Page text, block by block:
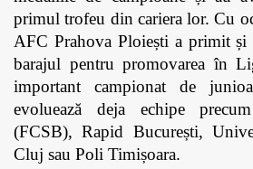
primul trofeu din cariera lor. Cu
AFC Prahova Ploiești a primit
barajul pentru promovarea în
important campionat de
evoluează deja echipe
(FCSB), Rapid București,
Cluj sau Poli Timișoara.